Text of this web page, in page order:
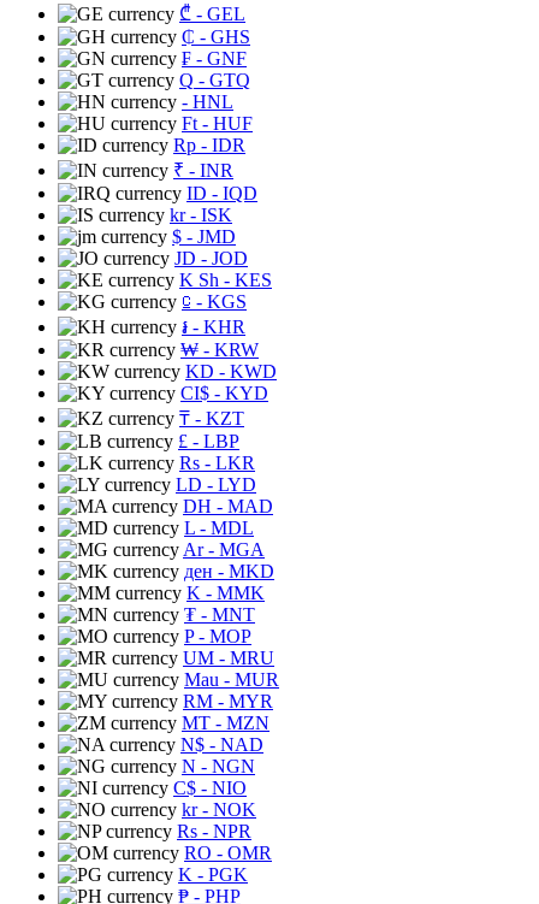
₾ - GEL
₵ - GHS
₣ - GNF
Q - GTQ
- HNL
Ft - HUF
Rp - IDR
₹ - INR
ID - IQD
kr- ISK
$ - JMD
JD - JOD
K Sh - KES
⃀ - KGS
៛ - KHR
₩ - KRW
KD - KWD
CI$ - KYD
₸ - KZT
£ - LBP
Rs - LKR
LD - LYD
DH - MAD
L - MDL
Ar- MGA
ден - MKD
K - MMK
₮ - MNT
P- MOP
UM - MRU
Mau - MUR
RM - MYR
MT - MZN
N$ - NAD
N - NGN
C$ - NIO
kr- NOK
Rs - NPR
RO - OMR
K - PGK
₱ - PHP